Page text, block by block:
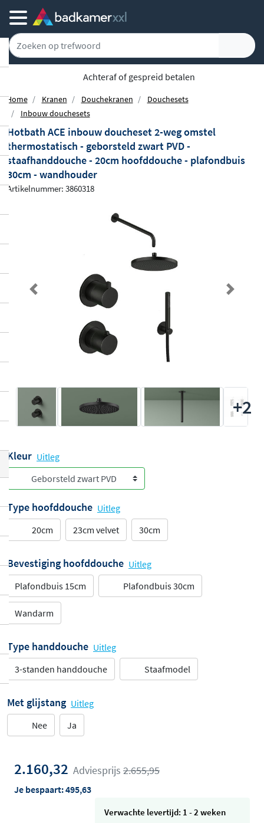
Achteraf of gespreid betalen
Home Kranen Douchekranen
Douchesets
Inbouw douchesets
Hotbath ACE inbouw doucheset 2-weg omstel
thermostatisch - geborsteld zwart PVD -
staafhanddouche - 20cm hoofddouche - plafondbuis
30cm - wandhouder
Artikelnummer: 3860318
Previous Next
+2
Kleur Uitleg
Type hoofddouche Uitleg
20cm
23cm velvet 30cm
Bevestiging hoofddouche Uitleg
Plafondbuis 15cm
Plafondbuis 30cm
Wandarm
Type handdouche Uitleg
3-standen handdouche
Staafmodel
Met glijstang Uitleg
Nee
Ja
2.160,32 Adviesprijs 2.655,95
Je bespaart:495,63
Verwachte levertijd: 1 - 2 weken